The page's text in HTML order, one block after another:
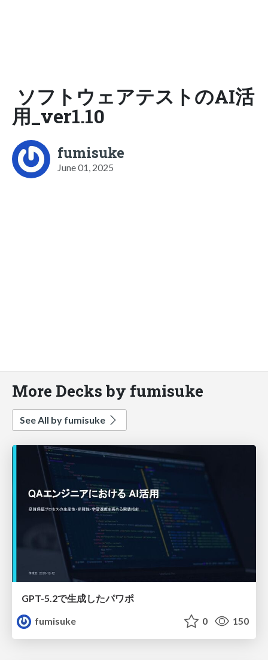
ソフトウェアテストのAI活
用_ver1.10
fumisuke
June 01, 2025
More Decks by fumisuke
See All by fumisuke
GPT-5.2で生成したパワポ
fumisuke
0 150